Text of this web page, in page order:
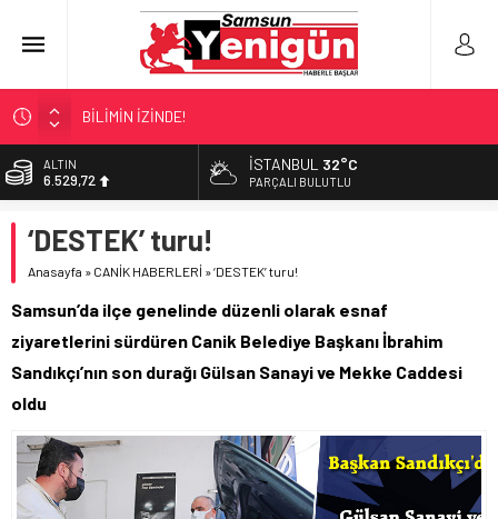
BİLİMİN İZİNDE!
TIR’A ‘ZEHİR’ BASKINI!
FECİ SON!
SAMSUN YANACAK!
ALTIN
6.529,72
13.703,13
DOLAR
55,1152
İSTANBUL 32°C
PARÇALI BULUTLU
‘DESTEK’ turu!
Anasayfa » CANİK HABERLERİ »‘DESTEK’ turu!
Samsun’da ilçe genelinde düzenli olarak esnaf
ziyaretlerini sürdüren Canik Belediye Başkanı İbrahim
Sandıkçı’nın son durağı Gülsan Sanayi ve Mekke Caddesi
oldu